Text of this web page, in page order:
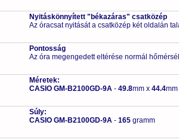
Nyitáskönnyített "békazáras" csatközép
Az óracsat nyitását a csatközép két oldalán
Pontosság
Az óra megengedett eltérése normál
Méretek:
CASIO GM-B2100GD-9A- 49.8mm x 44.4mm
Súly:
CASIO GM-B2100GD-9A- 165 gramm